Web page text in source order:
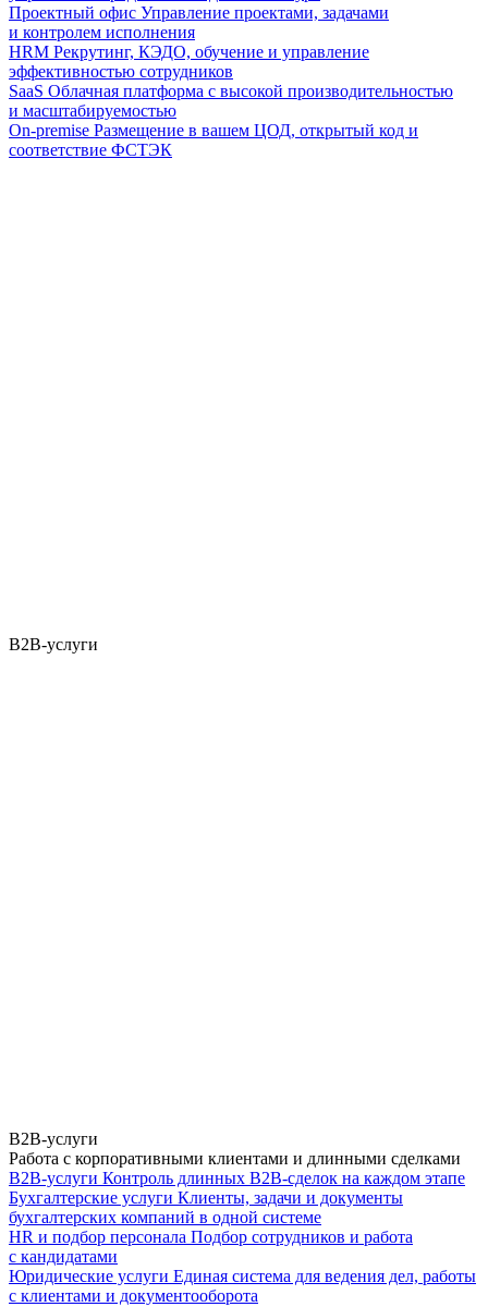
Проектный офис Управление проектами, задачами
и контролем исполнения
HRM Рекрутинг, КЭДО, обучение и управление
эффективностью сотрудников
SaaS Облачная платформа с высокой производительностью
и масштабируемостью
On-premise Размещение в вашем ЦОД, открытый код и
соответствие ФСТЭК
B2B-услуги
B2B-услуги
Работа с корпоративными клиентами и длинными сделками
B2B-услуги Контроль длинных B2B-сделок на каждом этапе
Бухгалтерские услуги Клиенты, задачи и документы
бухгалтерских компаний в одной системе
HR и подбор персонала Подбор сотрудников и работа
с кандидатами
Юридические услуги Единая система для ведения дел, работы
с клиентами и документооборота